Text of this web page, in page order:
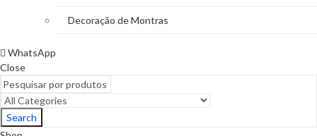
Decoração de Montras
WhatsApp
Close
Search